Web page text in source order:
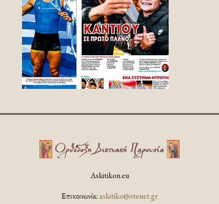
Askitikon.eu
Επικοινωνία:askitiko@otenet.gr